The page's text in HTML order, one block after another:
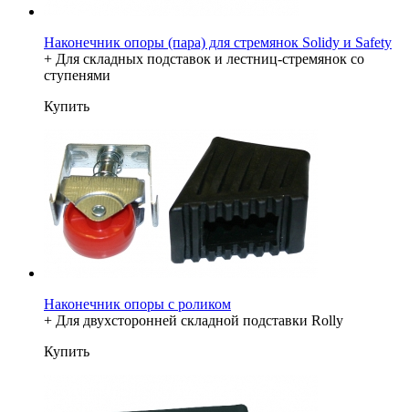
Наконечник опоры (пара) для стремянок Solidy и Safety
+ Для складных подставок и лестниц-стремянок со
ступенями
Купить
Наконечник опоры с роликом
+ Для двухсторонней складной подставки Rolly
Купить